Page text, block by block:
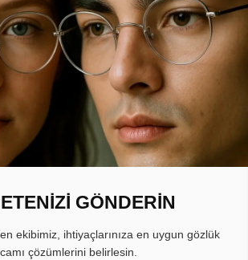
GÖNDERİN
ekibimiz, ihtiyaçlarınıza en uygun gözlük
camı çözümlerini belirlesin.